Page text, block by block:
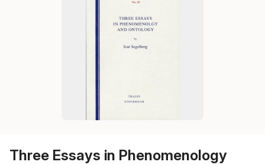
Three Essays in Phenomenology